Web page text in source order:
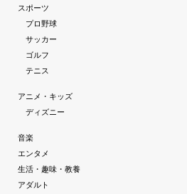
スポーツ
プロ野球
サッカー
ゴルフ
テニス
アニメ・キッズ
ディズニー
音楽
エンタメ
生活・趣味・教養
アダルト